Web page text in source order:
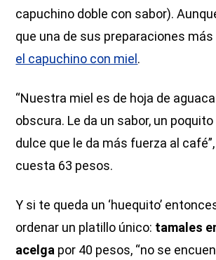
capuchino doble con sabor).
que una de sus preparaciones
el capuchino con miel .
“Nuestra miel es de hoja de
obscura. Le da un sabor, un
dulce que le da más fuerza al
cuesta 63 pesos.
Y si te queda un ‘huequito’
ordenar un platillo único: tamales
acelga por 40 pesos, “no se